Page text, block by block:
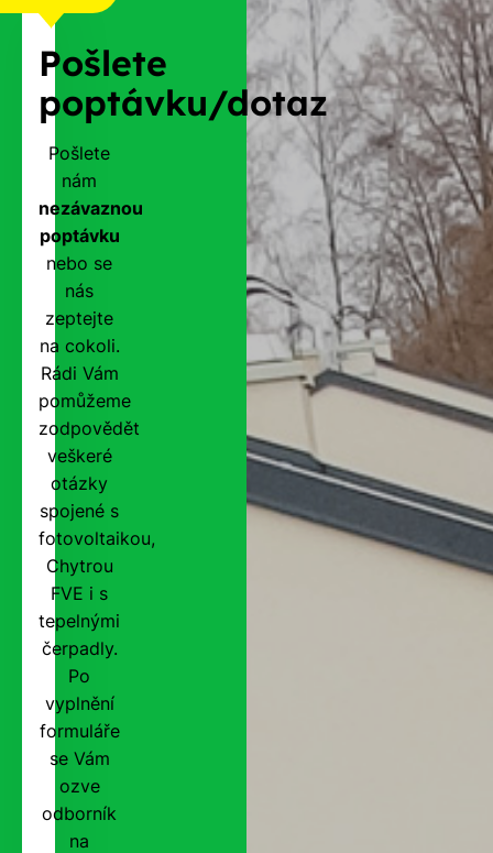
Pošlete
poptávku/dotaz
Pošlete
nám
nezávaznou
poptávku
nebo se
nás
zeptejte
na cokoli.
Rádi Vám
pomůžeme
zodpovědět
veškeré
otázky
spojené s
fotovoltaikou,
Chytrou
FVE i s
tepelnými
čerpadly.
Po
vyplnění
formuláře
se Vám
ozve
odborník
na